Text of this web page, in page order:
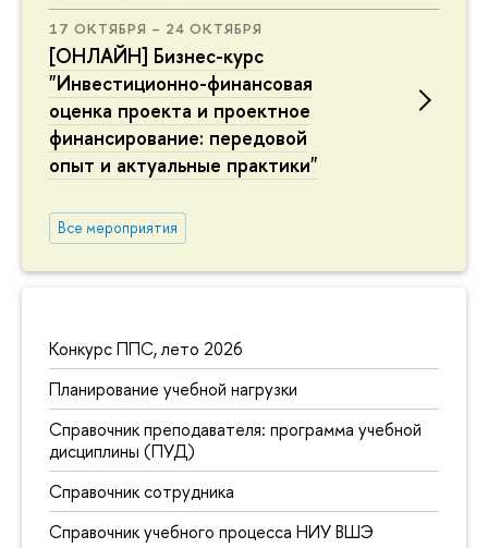
17 ОКТЯБРЯ – 24 ОКТЯБРЯ
[ОНЛАЙН] Бизнес-курс
"Инвестиционно-финансовая
оценка проекта и проектное
финансирование: передовой
опыт и актуальные практики"
Все мероприятия
Конкурс ППС, лето 2026
Планирование учебной нагрузки
Справочник преподавателя: программа учебной
дисциплины (ПУД)
Справочник сотрудника
Справочник учебного процесса НИУ ВШЭ